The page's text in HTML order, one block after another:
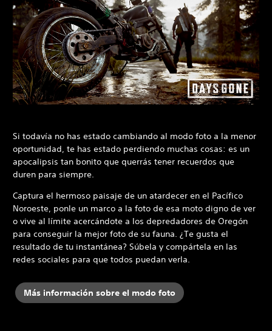
Si todavía no has estado cambiando al modo foto a la menor
oportunidad, te has estado perdiendo muchas cosas: es un
apocalipsis tan bonito que querrás tener recuerdos que
duren para siempre.
Captura el hermoso paisaje de un atardecer en el Pacífico
Noroeste, ponle un marco a la foto de esa moto digno de ver
o vive al límite acercándote a los depredadores de Oregón
para conseguir la mejor foto de su fauna. ¿Te gusta el
resultado de tu instantánea? Súbela y compártela en las
redes sociales para que todos puedan verla.
Más información sobre el modo foto